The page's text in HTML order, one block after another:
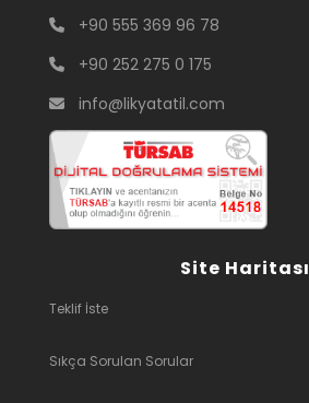
+90 555 369 96 78
+90 252 275 0 175
info@likyatatil.com
Site Haritası
Teklif İste
Sıkça Sorulan Sorular